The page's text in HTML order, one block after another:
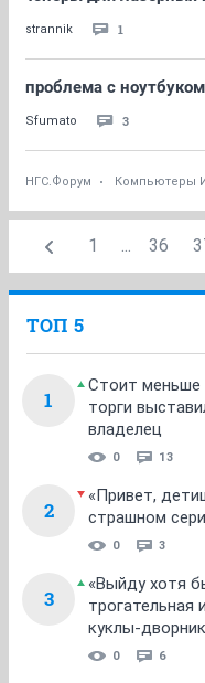
strannik 1
проблема с
Sfumato 3
НГС.Форум Компьютеры
1 ... 36
ТОП 5
1
Стоит меньше
торги
владелец
0 13
2
«Привет,
страшном
0 3
3
«Выйду хотя
трогательная
куклы-
0 6